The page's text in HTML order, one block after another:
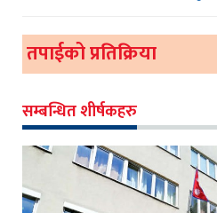
तपाईको प्रतिक्रिया
सम्बन्धित शीर्षकहरु